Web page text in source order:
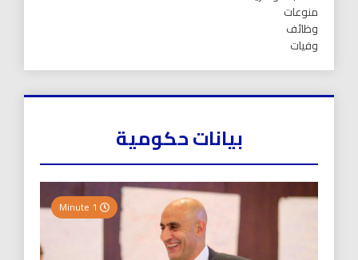
منوعات
وظائف
وفيات
بيانات حكومية